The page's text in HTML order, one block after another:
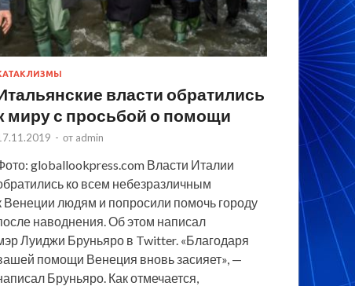
власти обратились
миру с просьбой о помощи
- от admin
globallookpress.com Власти Италии
ко всем небезразличным
Венеции людям и попросили помочь городу
наводнения. Об этом написал
Луиджи Бруньяро в Twitter. «Благодаря
помощи Венеция вновь засияет», —
Бруньяро. Как отмечается,